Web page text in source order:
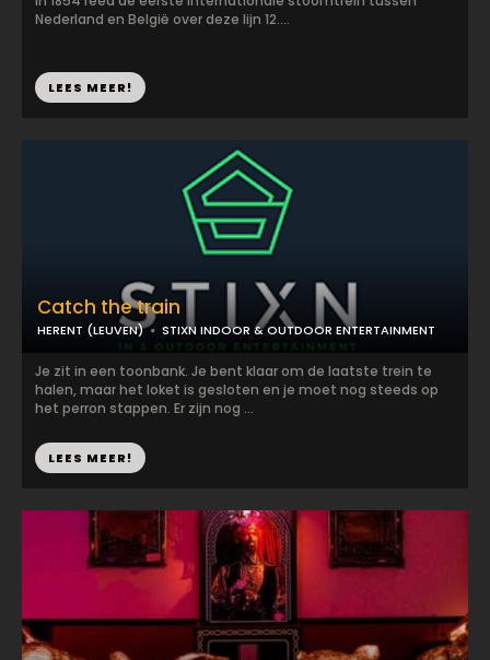
Nederland en België over deze lijn 12....
LEES MEER!
Catch the train
HERENT (LEUVEN) STIXN INDOOR & OUTDOOR ENTERTAINMENT
Je zit in een toonbank. Je bent klaar om de laatste trein te
halen, maar het loket is gesloten en je moet nog steeds op
het perron stappen. Er zijn nog ...
LEES MEER!